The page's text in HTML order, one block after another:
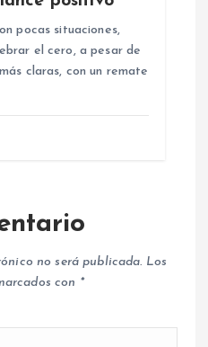
pocas situaciones,
el cero, a pesar de
claras, con un remate
no será publicada. Los
con *